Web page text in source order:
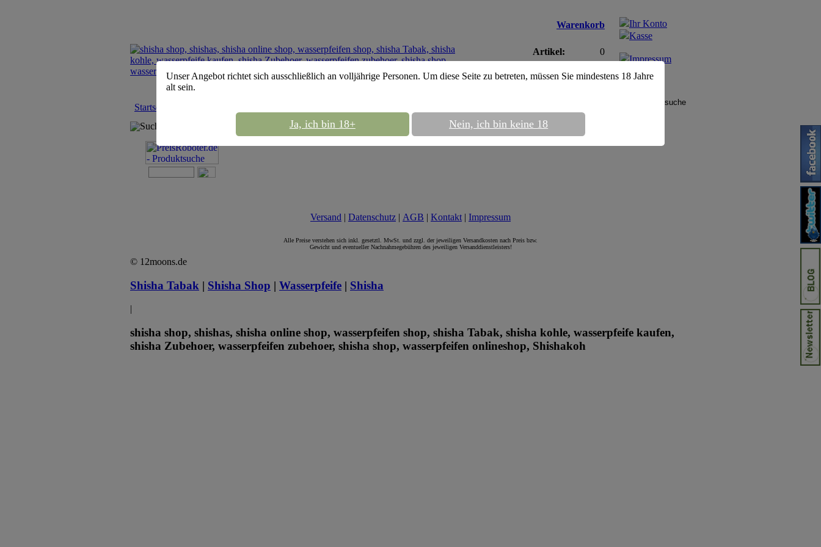
Warenkorb
Artikel:
0
Ihr Konto
Kasse
Impressum
AGB
Startseite
Suchmaschine
Versand | Datenschutz | AGB | Kontakt | Impressum
Alle Preise verstehen sich inkl. gesetztl. MwSt. und zzgl. der jeweiligen Versandkosten nach Preis bzw.
Gewicht und eventueller Nachnahmegebühren des jeweiligen Versanddienstleisters!
© 12moons.de
Shisha Tabak | Shisha Shop | Wasserpfeife | Shisha
|
shisha shop, shishas, shisha online shop, wasserpfeifen shop, shisha Tabak, shisha kohle, wasserpfeife kaufen,
shisha Zubehoer, wasserpfeifen zubehoer, shisha shop, wasserpfeifen onlineshop, Shishakoh
Unser Angebot richtet sich ausschließlich an volljährige Personen. Um diese Seite zu betreten, müssen Sie mindestens 18 Jahre
alt sein.
Ja, ich bin 18+ Nein, ich bin keine 18